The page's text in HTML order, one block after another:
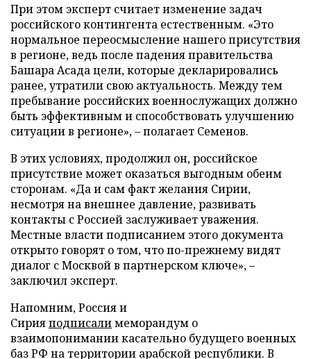
При этом эксперт считает изменение задач
российского контингента естественным. «Это
нормальное переосмысление нашего присутствия
в регионе, ведь после падения правительства
Башара Асада цели, которые декларировались
ранее, утратили свою актуальность. Между тем
пребывание российских военнослужащих должно
быть эффективным и способствовать улучшению
ситуации в регионе», – полагает Семенов.
В этих условиях, продолжил он, российское
присутствие может оказаться выгодным обеим
сторонам. «Да и сам факт желания Сирии,
несмотря на внешнее давление, развивать
контакты с Россией заслуживает уважения.
Местные власти подписанием этого документа
открыто говорят о том, что по-прежнему видят
диалог с Москвой в партнерском ключе», –
заключил эксперт.
Напомним, Россия и
Сирияподписалимеморандум о
взаимопонимании касательно будущего военных
баз РФ на территории арабской республики. В